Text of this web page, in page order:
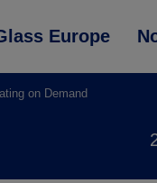
Europe
on Demand